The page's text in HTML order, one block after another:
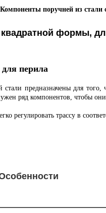
Компоненты поручней из стали
формы,
перила
предназначены для
ряд компонентов, чтобы
регулировать трассу в